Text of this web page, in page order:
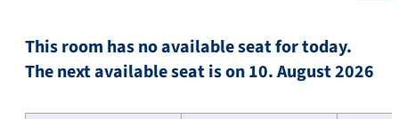
This room has no available seat for today.
The next available seat is on 10. August 2026